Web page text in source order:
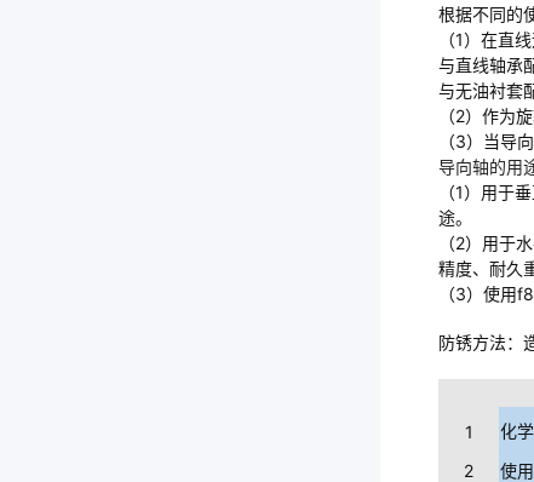
根据不同的
（1）在直
与直线轴承
与无油衬套
（2）作为
（3）当导
导向轴的用
（1）用于
途。
（2）用于
精度、耐久
（3）使用
防锈方法：
1
化
2
使